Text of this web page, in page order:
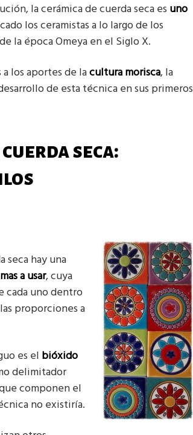
la cerámica de cuerda seca es uno
los ceramistas a lo largo de los
la época Omeya en el Siglo X.
los aportes de lacultura morisca, la
de esta técnica en sus primeros
seca:
seca hay una
a usar, cuya
cada uno dentro
proporciones a
es el bióxido
delimitador
componen el
no existiría.